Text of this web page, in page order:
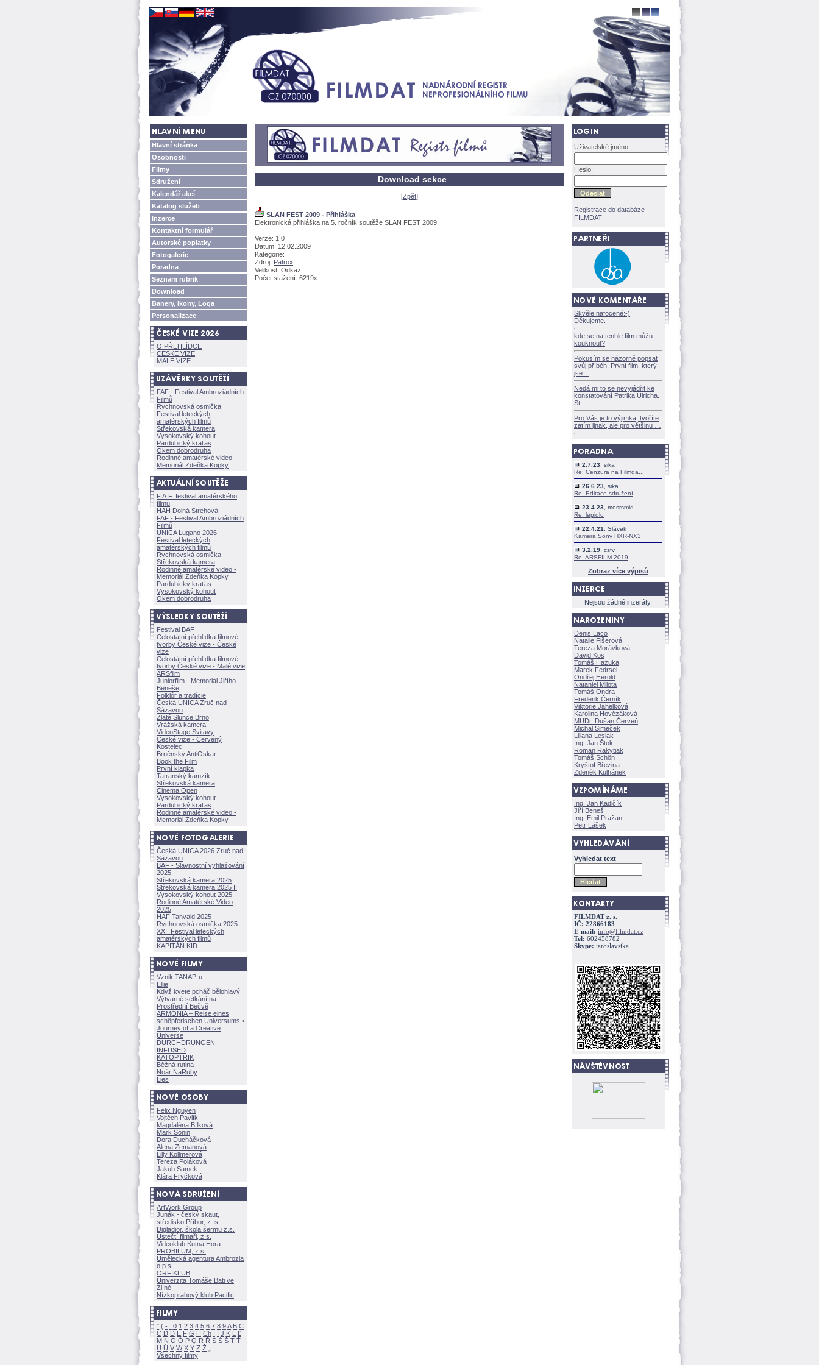
Hlavní stránka
Osobnosti
Filmy
Sdružení
Kalendář akcí
Katalog služeb
Inzerce
Kontaktní formulář
Autorské poplatky
Fotogalerie
Poradna
Seznam rubrik
Download
Banery, Ikony, Loga
Personalizace
O PŘEHLÍDCE
ČESKÉ VIZE
MALÉ VIZE
FAF - Festival Ambroziádních
Filmů
Rychnovská osmička
Festival leteckých
amatérských filmů
Střekovská kamera
Vysokovský kohout
Pardubický kraťas
Okem dobrodruha
Rodinné amatérské video -
Memoriál Zdeňka Kopky
F.A.F. festival amatérského
filmu
HAH Dolná Strehov
FAF - Festival Ambroziádních
Filmů
UNICA Lugano 2026
Festival leteckých
amatérských filmů
Rychnovská osmička
Střekovská kamera
Rodinné amatérské video -
Memoriál Zdeňka Kopky
Pardubický kraťas
Vysokovský kohout
Okem dobrodruha
Festival BAF
Celostátní přehlídka filmové
tvorby České vize - České
vize
Celostátní přehlídka filmové
tvorby České vize - Malé vize
ARSfilm
Juniorfilm - Memoriál Jiřího
Beneše
Folklór a tradície
Česká UNICA Zruč nad
Sázavou
Zlaté Slunce Brno
Vrážská kamera
VideoStage Svitavy
České vize - Červený
Kostelec
Brněnský AntiOskar
Book the Film
První klapka
Tatranský kamzík
Střekovská kamera
Cinema Open
Vysokovský kohout
Pardubický kraťas
Rodinné amatérské video -
Memoriál Zdeňka Kopky
Česká UNICA 2026 Zruč nad
Sázavou
BAF - Slavnostní vyhlašování
2025
Střekovská kamera 2025
Střekovská kamera 2025 II
Vysokovský kohout 2025
Rodinné Amatérské Video
2025
HAF Tanvald 2025
Rychnovská osmička 2025
XXI. Festival leteckých
amatérských filmů
KAPITÁN KID
Vznik TANAP-u
Ellie
Když kvete pcháč bělohlavý
Výtvarné setkání na
Prostřední Bečvě
ARMONÍA – Reise eines
schöpferischen Universums •
Journey of a Creative
Universe
DURCHDRUNGEN·
INFUSED
KATOPTRIK
Běžná rutina
Noár NaRuby
Lies
Felix Nguyen
Vojtěch Pavlík
Magdaléna Bílkov
Mark Sonin
Dora Ducháčkov
Alena Zemanov
Lilly Kollmerov
Tereza Polákov
Jakub Samek
Klára Fryčkov
ArtWork Group
Junák - český skaut,
středisko Příbor, z. s.
Digladior, škola šermu z.s.
Ústečtí filmaři, z.s.
Videoklub Kutná Hora
PROBILUM, z.s.
Umělecká agentura Ambrozia
o.p.s.
ORFIKLUB
Univerzita Tomáše Bati ve
Zlíně
Nízkoprahový klub Pacific
" ( - 0 1 2 3 4 5 6 7 8 9A B C
Č D Ď E F G H Ch I Í J K L
Ľ
M N O Ó P Q R Ř S Ś T Ť
U Ú V W X Y Z
Všechny filmy
Download sekce
[Zpět]
SLAN FEST 2009 - Přihláška
Elektronická přihláška na 5. ročník soutěže SLAN FEST 2009.
Verze: 1.0
Datum: 12.02.2009
Kategorie:
Zdroj: Patrox
Velikost: Odkaz
Počet stažení: 6219x
Uživatelské jméno:
Heslo:
Registrace do databáze
FILMDAT
Skvěle nafocené:-)
Děkujeme.
kde se na tenhle film můžu
kouknout?
Pokusím se názorně popsat
svůj příběh. První film, který
jse
Nedá mi to se nevyjádřit ke
konstatování Patrika Ulricha.
St
Pro Vás je to výjimka, tvoříte
zatím jinak, ale pro většinu
2.7.23 , sika
Re: Cenzura na Filmda...
26.6.23 , sika
Re: Editace sdružení
23.4.23 , mesrsmid
Re: lepidlo
22.4.21
, Slávek
Kamera Sony HXR-NX3
3.2.19 , csfv
Re: ARSFILM 2019
Zobraz více výpisů
Nejsou žádné inzeráty.
Denis Laco
Natalie Fišerov
Tereza Morávkov
David Kos
Tomáš Hazuka
Marek Fedrsel
Ondřej Herold
Nataniel Milota
Tomáš Ondra
Frederik Černík
Viktorie Jahelkov
Karolina Hovězákov
MUDr. Dušan Červeň
Michal Šimeček
Liliana Lesiak
Ing. Jan Štok
Roman Rakytiak
Tomáš Schön
Kryštof Březina
Zdeněk Kulhánek
Ing. Jan Kadlčík
Jiří Bene
Ing. Emil Pražan
Petr Lášek
Vyhledat text
FILMDAT z. s.
IČ: 22866183
E-mail: info@filmdat.cz
Tel: 602458782
Skype: jaroslavsika